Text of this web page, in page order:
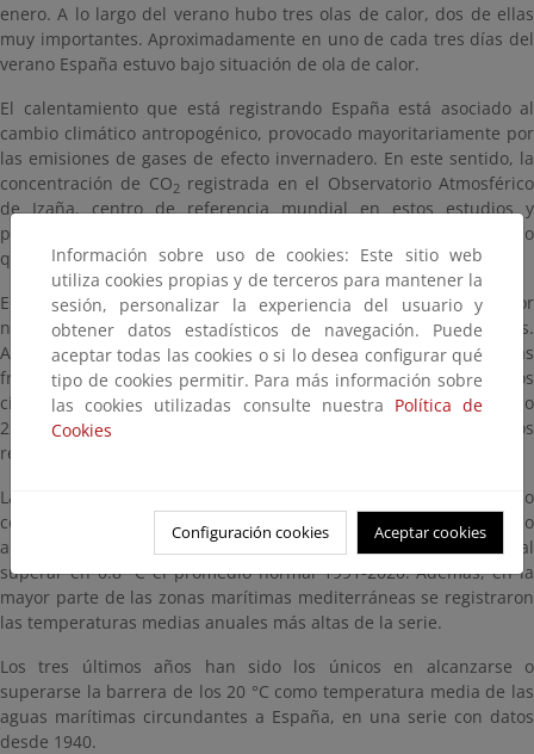
enero. A lo largo del verano hubo tres olas de calor, dos de ellas
muy importantes. Aproximadamente en uno de cada tres días del
verano España estuvo bajo situación de ola de calor.
El calentamiento que está registrando España está asociado al
cambio climático antropogénico, provocado mayoritariamente por
las emisiones de gases de efecto invernadero. En este sentido, la
concentración de CO2 registrada en el Observatorio Atmosférico
de Izaña, centro de referencia mundial en estos estudios y
perteneciente a Aemet, fue de 427.3 partes por millón (ppm), lo
que supone un incremento interanual de 2.9 ppm.
El aumento de la temperatura media se traduce en un mayor
número de récords de días cálidos frente a récords de días fríos.
Así, en 2025 hubo 25 récords de días cálidos y ninguno de días
fríos, cuando en un clima estable lo esperable hubieran sido unos
cinco récords de cada tipo. En la última década se han registrado
221 récords de días cálidos y solo siete de días fríos, es decir, los
récords cálidos han sido 32 veces más frecuentes que los fríos.
Las aguas marítimas de España tuvieron, por cuarto año
consecutivo, un carácter extremadamente cálido. Fue el segundo
año de la serie con temperaturas más altas, por detrás de 2023, al
superar en 0.8 °C el promedio normal 1991-2020. Además, en la
mayor parte de las zonas marítimas mediterráneas se registraron
las temperaturas medias anuales más altas de la serie.
Los tres últimos años han sido los únicos en alcanzarse o
superarse la barrera de los 20 °C como temperatura media de las
aguas marítimas circundantes a España, en una serie con datos
desde 1940.
Información sobre uso de cookies: Este sitio web
utiliza cookies propias y de terceros para mantener la
sesión, personalizar la experiencia del usuario y
obtener datos estadísticos de navegación. Puede
aceptar todas las cookies o si lo desea configurar qué
tipo de cookies permitir. Para más información sobre
las cookies utilizadas consulte nuestra Política de
Cookies
Configuración cookies Aceptar cookies